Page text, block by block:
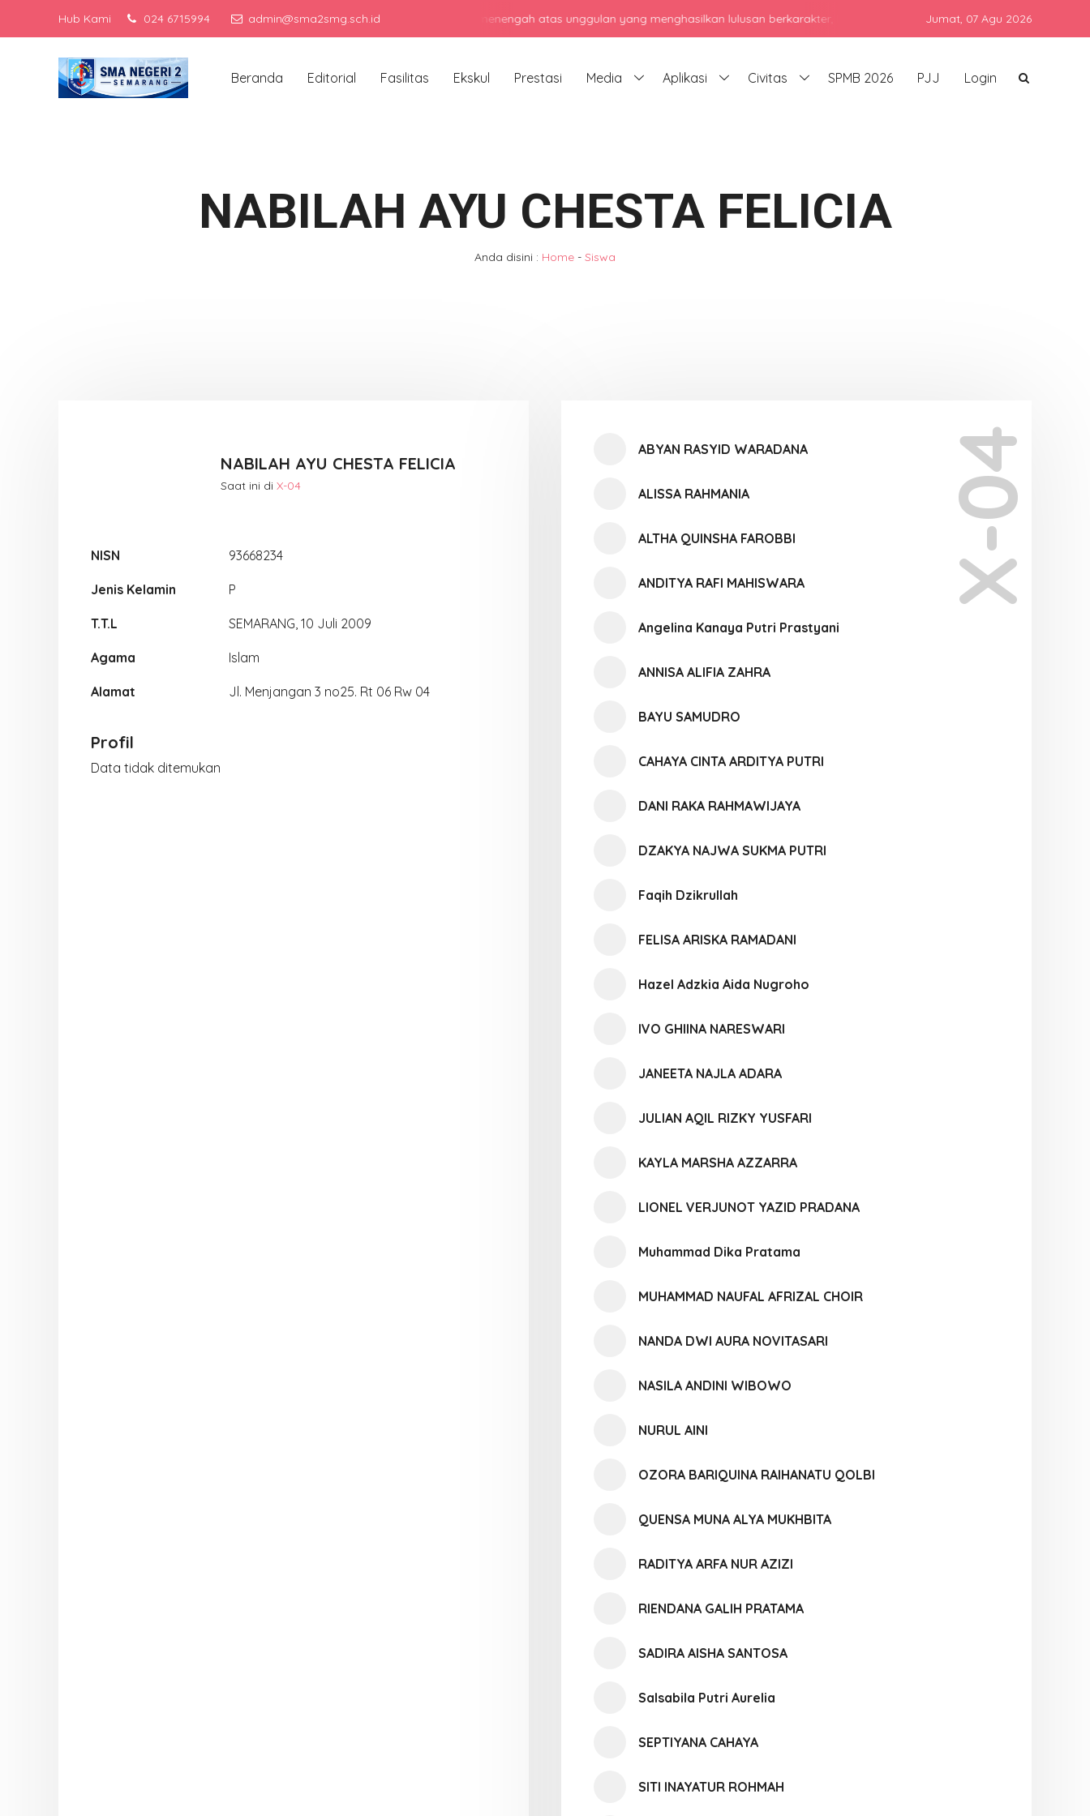
Hub Kami 024 6715994 admin@sma2smg.sch.idMenjadi sekolah menengah atas unggulan yang menghasilkan lulusan berkarakter, berprestasi, dan siap bersaing di era global
Jumat, 07 Agu 2026
Beranda Editorial Fasilitas Ekskul Prestasi Media Aplikasi Civitas SPMB 2026 PJJ Login
NABILAH AYU CHESTA FELICIA
Anda disini : Home - Siswa
NABILAH AYU CHESTA FELICIA
Saat ini di X-04
NISN 93668234
Jenis Kelamin P
T.T.L SEMARANG, 10 Juli 2009
Agama Islam
Alamat Jl. Menjangan 3 no25. Rt 06 Rw 04
Profil
Data tidak ditemukan
X-04
ABYAN RASYID WARADANA
ALISSA RAHMANIA
ALTHA QUINSHA FAROBBI
ANDITYA RAFI MAHISWARA
Angelina Kanaya Putri Prastyani
ANNISA ALIFIA ZAHRA
BAYU SAMUDRO
CAHAYA CINTA ARDITYA PUTRI
DANI RAKA RAHMAWIJAYA
DZAKYA NAJWA SUKMA PUTRI
Faqih Dzikrullah
FELISA ARISKA RAMADANI
Hazel Adzkia Aida Nugroho
IVO GHIINA NARESWARI
JANEETA NAJLA ADARA
JULIAN AQIL RIZKY YUSFARI
KAYLA MARSHA AZZARRA
LIONEL VERJUNOT YAZID PRADANA
Muhammad Dika Pratama
MUHAMMAD NAUFAL AFRIZAL CHOIR
NANDA DWI AURA NOVITASARI
NASILA ANDINI WIBOWO
NURUL AINI
OZORA BARIQUINA RAIHANATU QOLBI
QUENSA MUNA ALYA MUKHBITA
RADITYA ARFA NUR AZIZI
RIENDANA GALIH PRATAMA
SADIRA AISHA SANTOSA
Salsabila Putri Aurelia
SEPTIYANA CAHAYA
SITI INAYATUR ROHMAH